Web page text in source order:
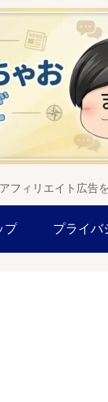
フィリエイト広告を
プ プライバ